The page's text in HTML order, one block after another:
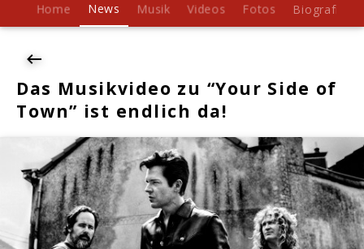
"Your
endlich
Home News Musik Videos Fotos Biografie
Das Musikvideo zu “Your Side of
Town” ist endlich da!